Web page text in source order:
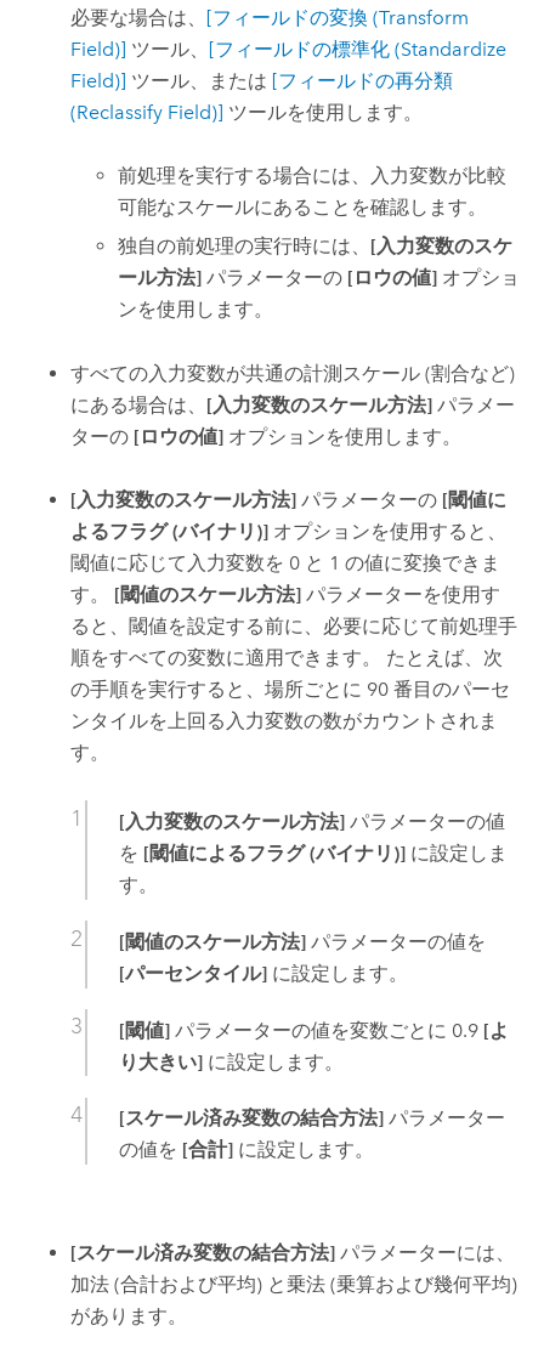
必要な場合は、 [フィールドの変換 (Transform
Field)] ツール、 [フィールドの標準化 (Standardize
Field)] ツール、または [フィールドの再分類
(Reclassify Field)] ツールを使用します。
前処理を実行する場合には、入力変数が比較
可能なスケールにあることを確認します。
独自の前処理の実行時には、 [入力変数のスケ
ール方法] パラメーターの [ロウの値] オプショ
ンを使用します。
すべての入力変数が共通の計測スケール (割合など)
にある場合は、 [入力変数のスケール方法] パラメー
ターの [ロウの値] オプションを使用します。
[入力変数のスケール方法] パラメーターの [閾値に
よるフラグ (バイナリ)] オプションを使用すると、
閾値に応じて入力変数を 0 と 1 の値に変換できま
す。 [閾値のスケール方法] パラメーターを使用す
ると、閾値を設定する前に、必要に応じて前処理手
順をすべての変数に適用できます。 たとえば、次
の手順を実行すると、場所ごとに 90 番目のパーセ
ンタイルを上回る入力変数の数がカウントされま
す。
[入力変数のスケール方法] パラメーターの値
を [閾値によるフラグ (バイナリ)] に設定しま
す。
[閾値のスケール方法] パラメーターの値を
[パーセンタイル] に設定します。
[閾値] パラメーターの値を変数ごとに 0.9 [よ
り大きい] に設定します。
[スケール済み変数の結合方法] パラメーター
の値を [合計] に設定します。
[スケール済み変数の結合方法] パラメーターには、
加法 (合計および平均) と乗法 (乗算および幾何平均)
があります。